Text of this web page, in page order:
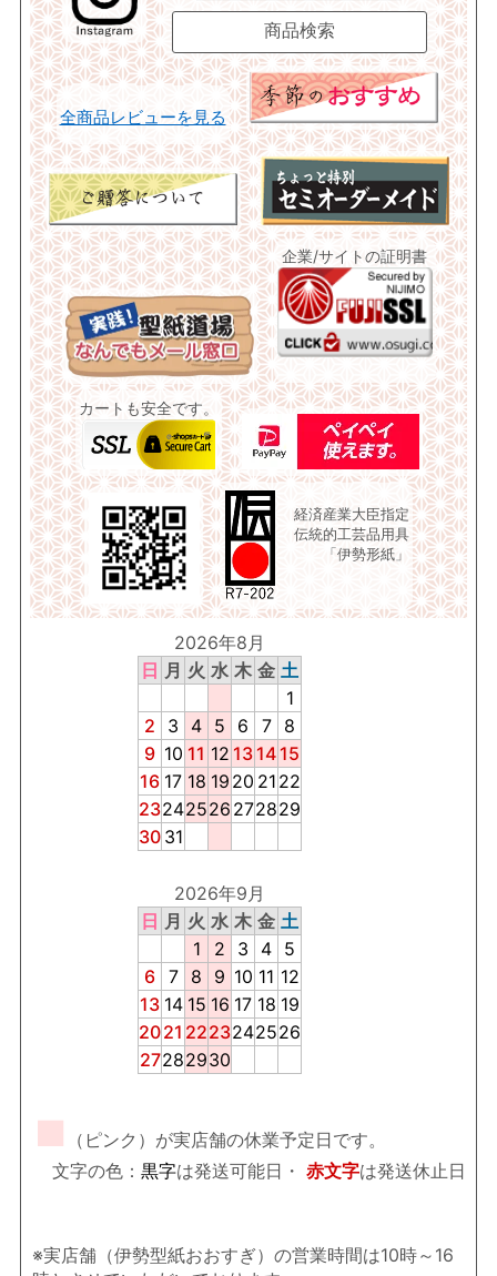
全商品レビューを見る
企業/サイトの証明書
カートも安全です。
経済産業大臣指定
伝統的工芸品用具
「伊勢形紙」
2026年8月
日 月 火 水 木 金 土
1
2
3 4 5 6 7
8
9 10 11 12 13 14 15
16 17 18 19 20 21 22
23242526 272829
30 31
2026年9月
日 月 火 水 木 金 土
1
2 3 4 5
6 7 8 9 10 11 12
13 14 15 16 17 18 19
2021 2223242526
27282930
■
（ピンク）が実店舗の休業予定日です。
文字の色： 黒字は発送可能日・ 赤文字は発送休止日
※実店舗（伊勢型紙おおすぎ）の営業時間は10時～16